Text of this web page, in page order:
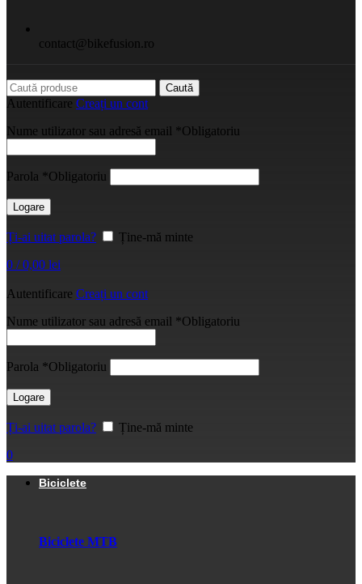
contact@bikefusion.ro
Caută
Autentificare Creați un cont
Nume utilizator sau adresă email *Obligatoriu
Parola *Obligatoriu
Logare
Ți-ai uitat parola?
Ține-mă minte
0 / 0,00 lei
Autentificare Creați un cont
Nume utilizator sau adresă email *Obligatoriu
Parola *Obligatoriu
Logare
Ți-ai uitat parola?
Ține-mă minte
0
Biciclete
Biciclete MTB